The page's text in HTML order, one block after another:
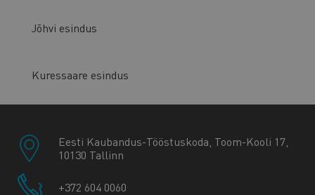
Jõhvi esindus
Kuressaare esindus
Eesti Kaubandus-Tööstuskoda, Toom-Kooli 17,
10130 Tallinn
+372 604 0060